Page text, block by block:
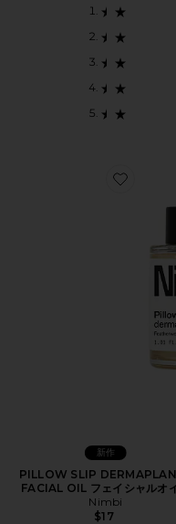
Favorite
新作
PILLOW SLIP
FACIAL OIL フェイシャルオ
Nimbi
$17